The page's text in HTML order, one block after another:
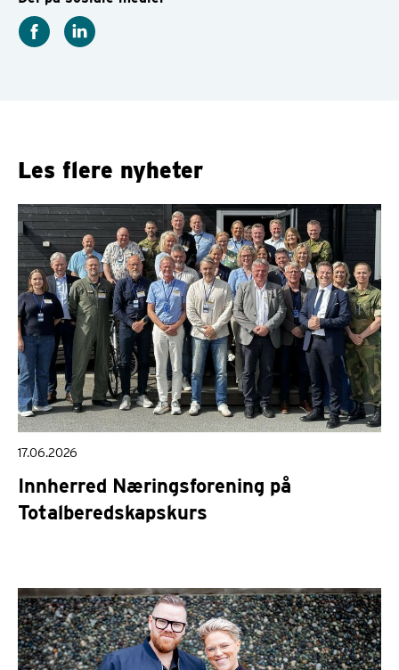
Les flere nyheter
17.06.2026
Innherred Næringsforening på
Totalberedskapskurs